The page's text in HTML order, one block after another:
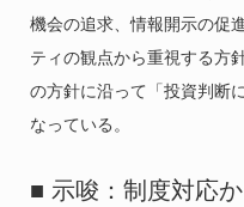
機会の追求、情報開示の促
ティの観点から重視する方
の方針に沿って「投資判断
なっている。
■ 示唆：制度対応